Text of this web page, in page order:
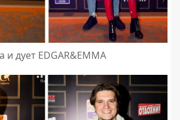
и дует EDGAR&EMMA